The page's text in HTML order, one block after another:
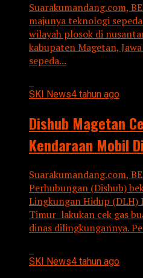
Suarakumandang.com,
majunya teknologi
wilayah plosok di
kabupaten Magetan,
sepeda...
SKI News4 tahun ago
Dishub Magetan
Kendaraan Mobil
Suarakumandang.com,
Perhubungan (Dishub)
Lingkungan Hidup (DLH)
Timur lakukan cek gas
dinas dilingkungannya.
SKI News4 tahun ago